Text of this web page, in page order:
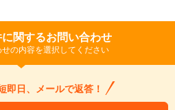
関するお問い合わせ
せの内容を選択してください
即日、メールで返答！